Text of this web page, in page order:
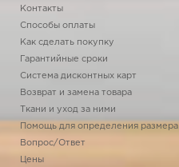
Контакты
Способы оплаты
Как сделать покупку
Гарантийные сроки
Система дисконтных карт
Возврат и замена товара
Ткани и уход за ними
Помощь для определения размера
Вопрос/Ответ
Цены